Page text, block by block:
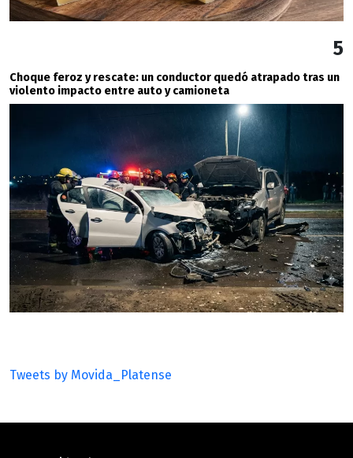
5
Choque feroz y rescate: un conductor quedó atrapado tras un
violento impacto entre auto y camioneta
Tweets by Movida_Platense